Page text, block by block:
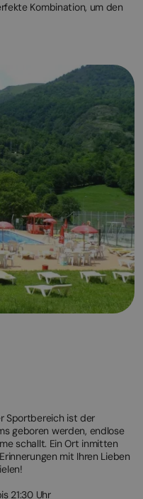
Kombination, um den
Sportbereich ist der
geboren werden, endlose
schallt. Ein Ort inmitten
mit Ihren Lieben
21:30 Uhr